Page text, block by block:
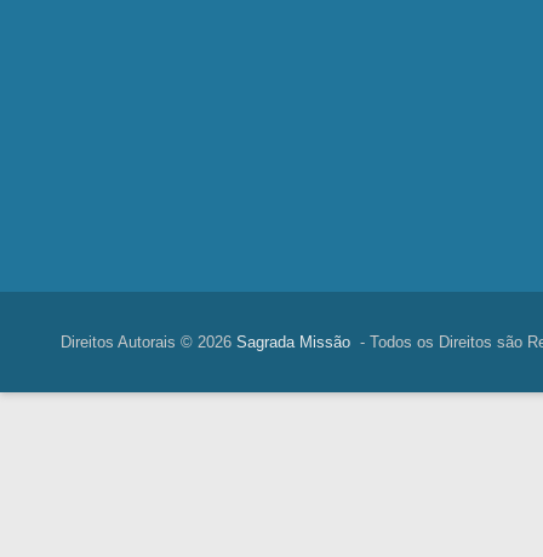
Direitos Autorais © 2026 Sagrada Missão - Todos os Direitos são